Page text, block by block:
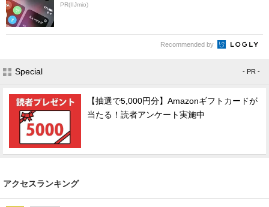
PR(IIJmio)
Recommended by
Special - PR -
【抽選で5,000円分】Amazonギフトカードが
当たる！読者アンケート実施中
アクセスランキング